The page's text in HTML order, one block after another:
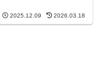
2025.12.09 2026.03.18